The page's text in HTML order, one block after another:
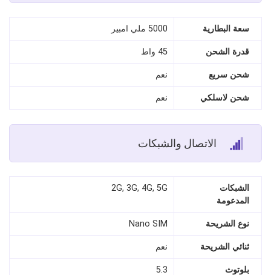
سعة البطارية 5000 ملي امبير
قدرة الشحن 45 واط
شحن سريع نعم
شحن لاسلكي نعم
الاتصال والشبكات
الشبكات
المدعومة
2G, 3G, 4G, 5G
نوع الشريحة Nano SIM
ثنائي الشريحة نعم
بلوتوث 5.3